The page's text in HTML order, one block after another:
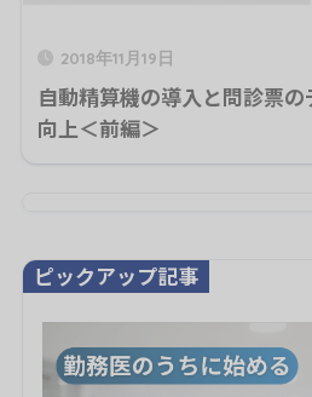
2018年11月19日
自動精算機の導入と問診票
向上＜前編＞
ピックアップ記事